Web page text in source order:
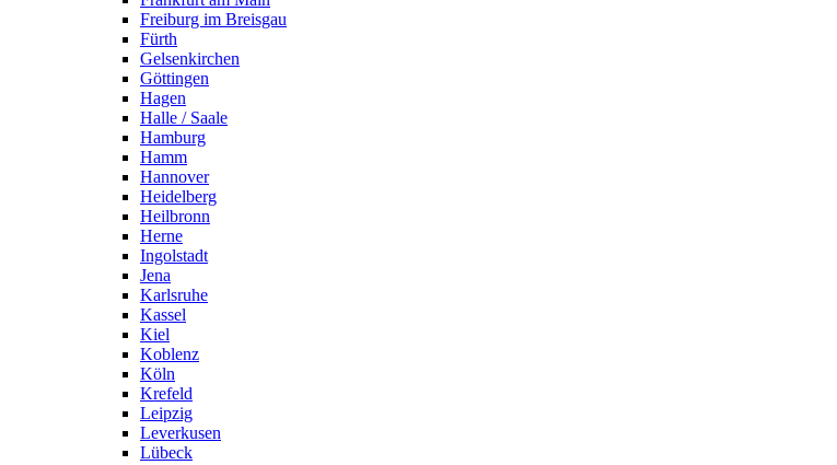
Freiburg im Breisgau
Fürth
Gelsenkirchen
Göttingen
Hagen
Halle / Saale
Hamburg
Hamm
Hannover
Heidelberg
Heilbronn
Herne
Ingolstadt
Jena
Karlsruhe
Kassel
Kiel
Koblenz
Köln
Krefeld
Leipzig
Leverkusen
Lübeck